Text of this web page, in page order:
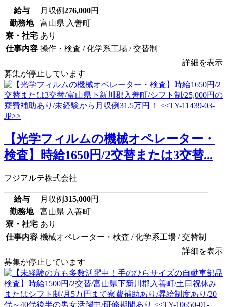
給与 月収例276,000円
勤務地
富山県 入善町
寮・社宅 あり
仕事内容 操作・検査 / 化学系工場 / 交替制
詳細を表示
募集が停止しています
【光学フィルムの機械オペレーター・
検査】時給1650円/2交替または3交替...
フジアルテ株式会社
給与 月収例315,000円
勤務地
富山県 入善町
寮・社宅 あり
仕事内容 機械オペレーター・検査 / 化学系工場 / 交替制
詳細を表示
募集が停止しています